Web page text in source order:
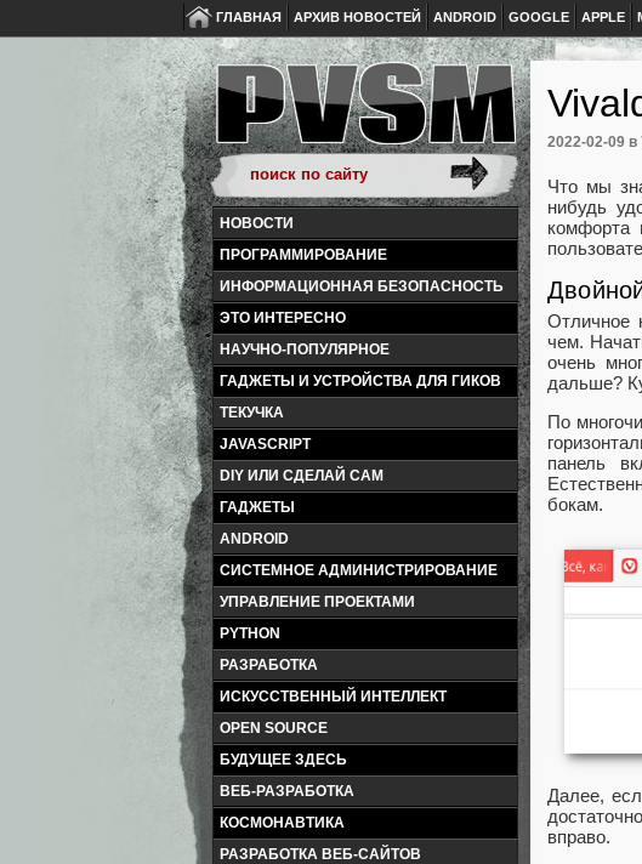
ГЛАВНАЯ АРХИВ НОВОСТЕЙ ANDROID GOOGLE APPLE
НОВОСТИ
ПРОГРАММИРОВАНИЕ
ИНФОРМАЦИОННАЯ БЕЗОПАСНОСТЬ
ЭТО ИНТЕРЕСНО
НАУЧНО-ПОПУЛЯРНОЕ
ГАДЖЕТЫ И УСТРОЙСТВА ДЛЯ ГИКОВ
ТЕКУЧКА
JAVASCRIPT
DIY ИЛИ СДЕЛАЙ САМ
ГАДЖЕТЫ
ANDROID
СИСТЕМНОЕ АДМИНИСТРИРОВАНИЕ
УПРАВЛЕНИЕ ПРОЕКТАМИ
PYTHON
РАЗРАБОТКА
ИСКУССТВЕННЫЙ ИНТЕЛЛЕКТ
OPEN SOURCE
БУДУЩЕЕ ЗДЕСЬ
ВЕБ-РАЗРАБОТКА
КОСМОНАВТИКА
РАЗРАБОТКА ВЕБ-САЙТОВ
2022-02-09 в
Что мы
нибудь
комфорта
Отличное
чем.
очень
дальше?
По
панель
бокам.
Далее,
вправо.